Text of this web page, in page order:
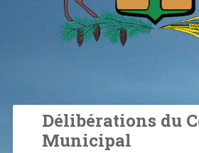
Délibérations du
Municipal